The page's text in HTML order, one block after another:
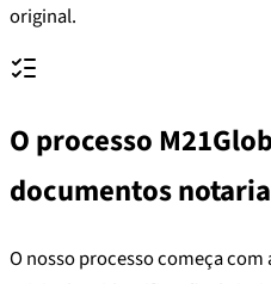
original.
O processo
documentos
O nosso processo começa